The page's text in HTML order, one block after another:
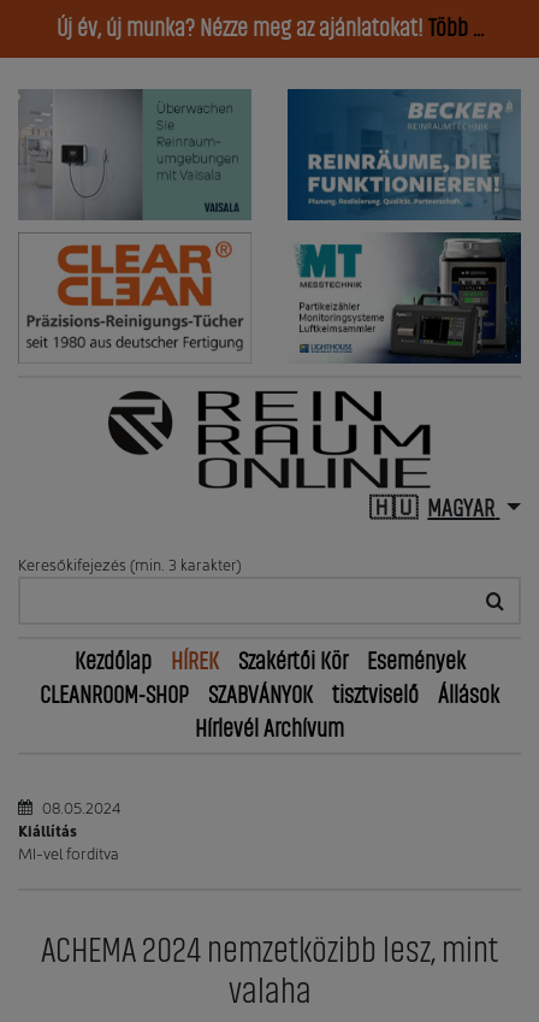
Új év, új munka? Nézze meg az ajánlatokat! Több ...
MAGYAR
Keresőkifejezés (min. 3 karakter)
Kezdőlap HÍREK Szakértői Kör
Események
CLEANROOM-SHOP
SZABVÁNYOK tisztviselő
Állások
Hírlevél Archívum
08.05.2024
Kiállítás
MI-vel fordítva
ACHEMA 2024 nemzetközibb lesz, mint
valaha